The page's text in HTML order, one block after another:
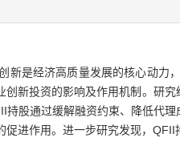
新是经济高质量发展的核心动
新投资的影响及作用机制。研
股通过缓解融资约束、降低代
进作用。进一步研究发现，QFII